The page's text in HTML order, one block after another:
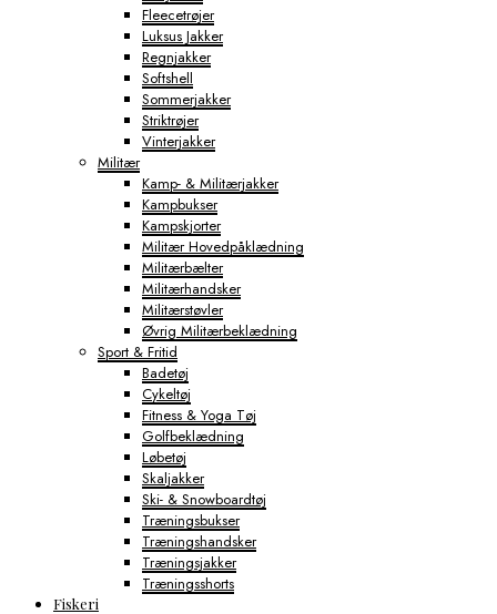
Fleecetrøjer
Luksus Jakker
Regnjakker
Softshell
Sommerjakker
Striktrøjer
Vinterjakker
Militær
Kamp- & Militærjakker
Kampbukser
Kampskjorter
Militær Hovedpåklædning
Militærbælter
Militærhandsker
Militærstøvler
Øvrig Militærbeklædning
Sport & Fritid
Badetøj
Cykeltøj
Fitness & Yoga Tøj
Golfbeklædning
Løbetøj
Skaljakker
Ski- & Snowboardtøj
Træningsbukser
Træningshandsker
Træningsjakker
Træningsshorts
Fiskeri